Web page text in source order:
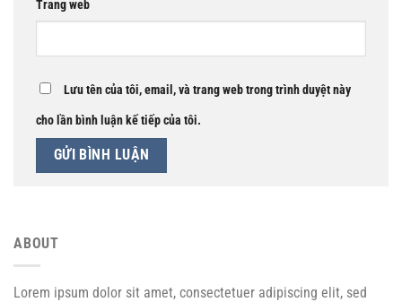
Trang web
Lưu tên của tôi, email, và trang web trong trình duyệt này
cho lần bình luận kế tiếp của tôi.
ABOUT
Lorem ipsum dolor sit amet, consectetuer adipiscing elit, sed